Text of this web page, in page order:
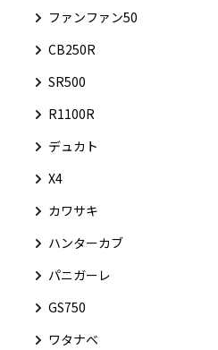
ファンファン50
CB250R
SR500
R1100R
デュカト
X4
カワサキ
ハンターカブ
パニガーレ
GS750
ワタナベ